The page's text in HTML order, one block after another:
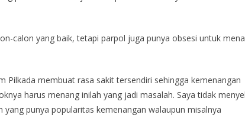
calon yang baik, tetapi parpol juga punya obsesi untuk
Pilkada membuat rasa sakit tersendiri sehingga kemenangan
harus menang inilah yang jadi masalah. Saya tidak
punya popularitas kemenangan walaupun misalnya